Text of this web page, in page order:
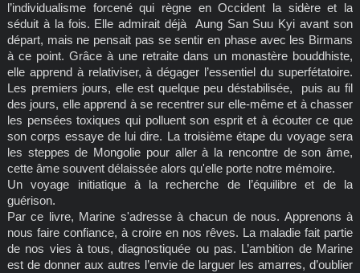
l’individualisme forcené qui règne en Occident la sidère et la
séduit à la fois. Elle admirait déjà Aung San Suu Kyi avant son
départ, mais ne pensait pas se sentir en phase avec les Birmans
à ce point. Grâce à une retraite dans un monastère bouddhiste,
elle apprend à relativiser, à dégager l’essentiel du superfétatoire.
Les premiers jours, elle est quelque peu déstabilisée, puis au fil
des jours, elle apprend à se recentrer sur elle-même et à chasser
les pensées toxiques qui polluent son esprit et à écouter ce que
son corps essaye de lui dire. La troisième étape du voyage sera
les steppes de Mongolie pour aller à la rencontre de son âme,
cette âme souvent délaissée alors qu'elle porte notre mémoire.
Un voyage initiatique à la recherche de l’équilibre et de la
guérison.
Par ce livre, Marine s'adresse à chacun de nous. Apprenons à
nous faire confiance, à croire en nos rêves. La maladie fait partie
de nos vies à tous, diagnostiquée ou pas. L’ambition de Marine
est de donner aux autres l’envie de larguer les amarres, d’oublier